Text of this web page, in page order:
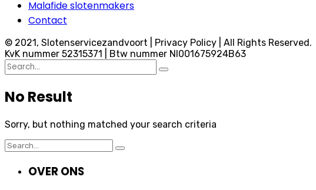
Malafide slotenmakers
Contact
© 2021, Slotenservicezandvoort | Privacy Policy | All Rights Reserved.
KvK nummer 52315371 | Btw nummer Nl001675924B63
Search
for:
No Result
Sorry, but nothing matched your search criteria
Search
for:
OVER ONS